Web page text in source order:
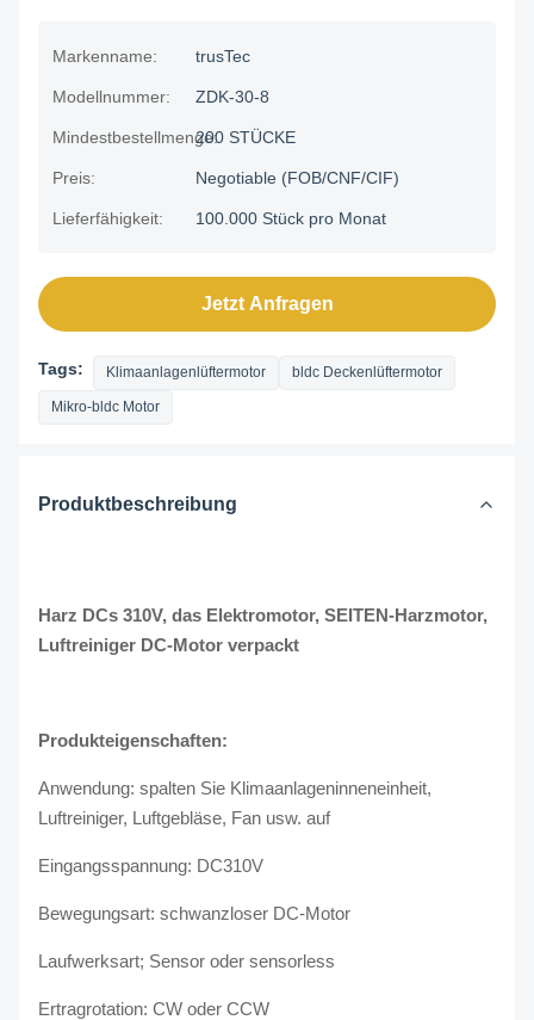
Markenname: trusTec
Modellnummer: ZDK-30-8
Mindestbestellmenge:200 STÜCKE
Preis: Negotiable (FOB/CNF/CIF)
Lieferfähigkeit: 100.000 Stück pro Monat
Jetzt Anfragen
Tags: Klimaanlagenlüftermotor bldc Deckenlüftermotor
Mikro-bldc Motor
Produktbeschreibung
Harz DCs 310V, das Elektromotor, SEITEN-Harzmotor,
Luftreiniger DC-Motor verpackt
Produkteigenschaften:
Anwendung: spalten Sie Klimaanlageninneneinheit,
Luftreiniger, Luftgebläse, Fan usw. auf
Eingangsspannung: DC310V
Bewegungsart: schwanzloser DC-Motor
Laufwerksart; Sensor oder sensorless
Ertragrotation: CW oder CCW